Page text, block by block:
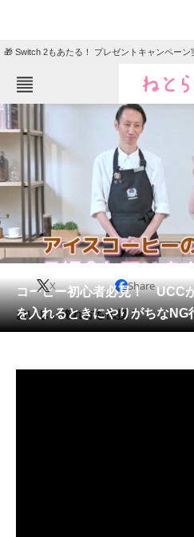
🎁 Switch 2もあたる！ プレゼントキャンペーン
ねとらぼメニュー
TOP
エンタメ
住まい
動物
会員記事
メディア
コーヒー初心者必見！ UCC
を入れるときにやりがちなNG
X Share
おいしい淹れ方も伝授！